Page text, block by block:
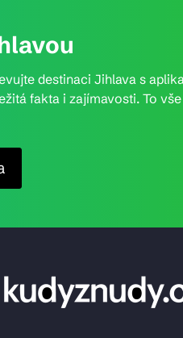
destinaci Jihlava s
fakta i zajímavosti. To